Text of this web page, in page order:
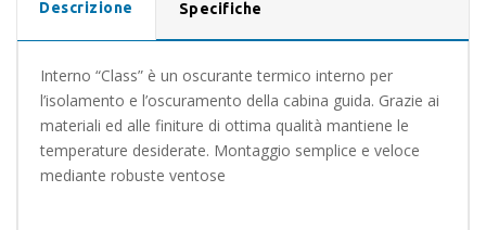
Descrizione Specifiche
Interno “Class” è un oscurante termico interno per
l’isolamento e l’oscuramento della cabina guida. Grazie ai
materiali ed alle finiture di ottima qualità mantiene le
temperature desiderate. Montaggio semplice e veloce
mediante robuste ventose